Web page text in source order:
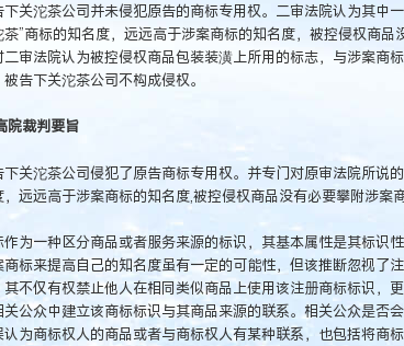
下关沱茶公司并未侵犯原告的商标专用权。二审法院认为其中
茶”商标的知名度，远远高于涉案商标的知名度，被控侵权商品
二审法院认为被控侵权商品包装装潢上所用的标志，与涉案商
被告下关沱茶公司不构成侵权。
院裁判要旨
下关沱茶公司侵犯了原告商标专用权。并专门对原审法院所说
，远远高于涉案商标的知名度,被控侵权商品没有必要攀附涉案
作为一种区分商品或者服务来源的标识，其基本属性是其标识
商标来提高自己的知名度虽有一定的可能性，但该推断忽视了
其不仅有权禁止他人在相同类似商品上使用该注册商标标识，
关公众中建立该商标标识与其商品来源的联系。相关公众是否
认为商标权人的商品或者与商标权人有某种联系，也包括将商